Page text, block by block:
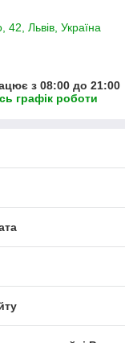
42, Львів, Україна
з 08:00 до 21:00
графік роботи